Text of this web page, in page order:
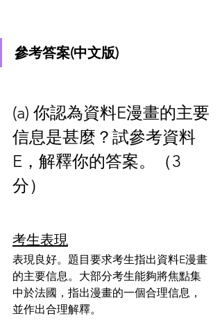
參考答案(中文版)
(a) 你認為資料E漫畫的主要
信息是甚麼？試參考資料
E，解釋你的答案。（3
分）
考生表現
表現良好。題目要求考生指出資料E漫畫
的主要信息。大部分考生能夠將焦點集
中於法國，指出漫畫的一個合理信息，
並作出合理解釋。